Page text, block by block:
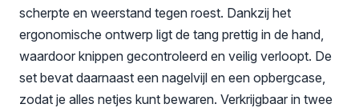
scherpte en weerstand tegen roest. Dankzij het
ergonomische ontwerp ligt de tang prettig in de hand,
waardoor knippen gecontroleerd en veilig verloopt. De
set bevat daarnaast een nagelvijl en een opbergcase,
zodat je alles netjes kunt bewaren. Verkrijgbaar in twee